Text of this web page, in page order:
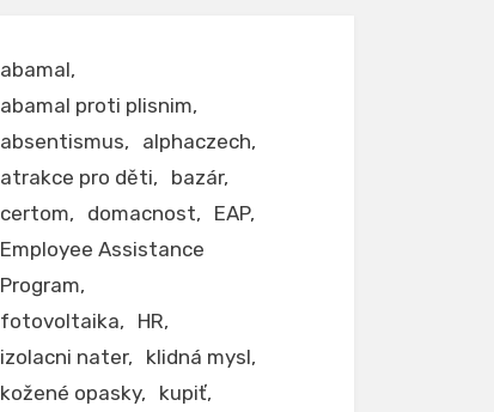
abamal
abamal proti plisnim
absentismus
alphaczech
atrakce pro děti
bazár
certom
domacnost
EAP
Employee Assistance
Program
fotovoltaika
HR
izolacni nater
klidná mysl
kožené opasky
kupiť